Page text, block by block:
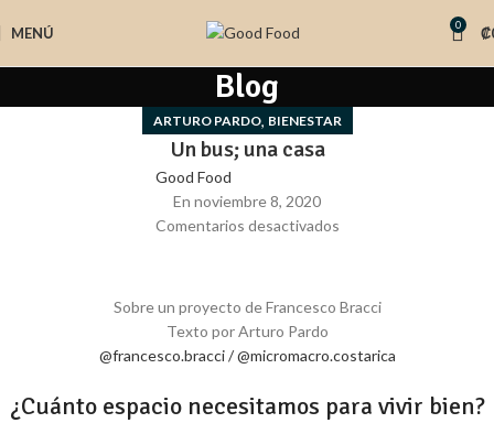
MENÚ 0 ₡
Blog
ARTURO PARDO, BIENESTAR
Un bus; una casa
Good Food
En noviembre 8, 2020
Comentarios desactivados
Sobre un proyecto de Francesco Bracci
Texto por Arturo Pardo
@francesco.bracci/@micromacro.costarica
¿Cuánto espacio necesitamos para vivir bien?